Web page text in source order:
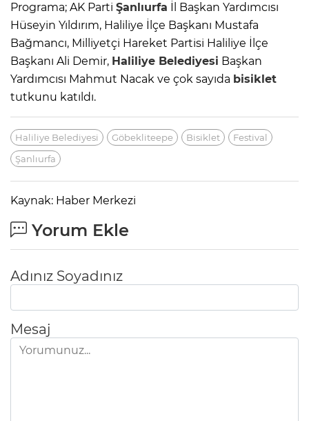
Programa; AK Parti Şanlıurfa İl Başkan Yardımcısı
Hüseyin Yıldırım, Haliliye İlçe Başkanı Mustafa
Bağmancı, Milliyetçi Hareket Partisi Haliliye İlçe
Başkanı Ali Demir, Haliliye Belediyesi Başkan
Yardımcısı Mahmut Nacak ve çok sayıda bisiklet
tutkunu katıldı.
Haliliye Belediyesi Göbekliteepe Bisiklet
Festival
Şanlıurfa
Kaynak: Haber Merkezi
Yorum Ekle
Adınız Soyadınız
Mesaj